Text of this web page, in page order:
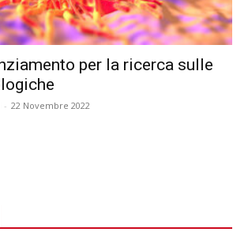
per la ricerca sulle
- 22 Novembre 2022